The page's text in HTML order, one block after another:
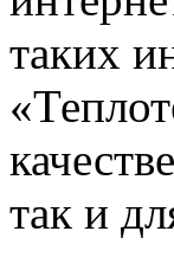
таких
так и